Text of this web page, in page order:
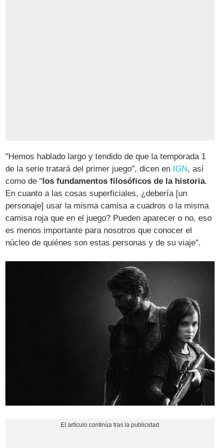
"Hemos hablado largo y tendido de que la temporada 1
de la serie tratará del primer juego", dicen en IGN, así
como de "los fundamentos filosóficos de la historia.
En cuanto a las cosas superficiales, ¿debería [un
personaje] usar la misma camisa a cuadros o la misma
camisa roja que en el juego? Pueden aparecer o no, eso
es menos importante para nosotros que conocer el
núcleo de quiénes son estas personas y de su viaje".